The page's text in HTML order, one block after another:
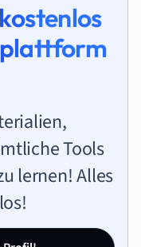
Tools
lernen! Alles